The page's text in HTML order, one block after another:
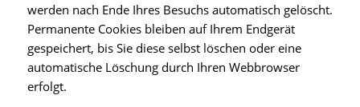
werden nach Ende Ihres Besuchs automatisch gelöscht.
Permanente Cookies bleiben auf Ihrem Endgerät
gespeichert, bis Sie diese selbst löschen oder eine
automatische Löschung durch Ihren Webbrowser
erfolgt.